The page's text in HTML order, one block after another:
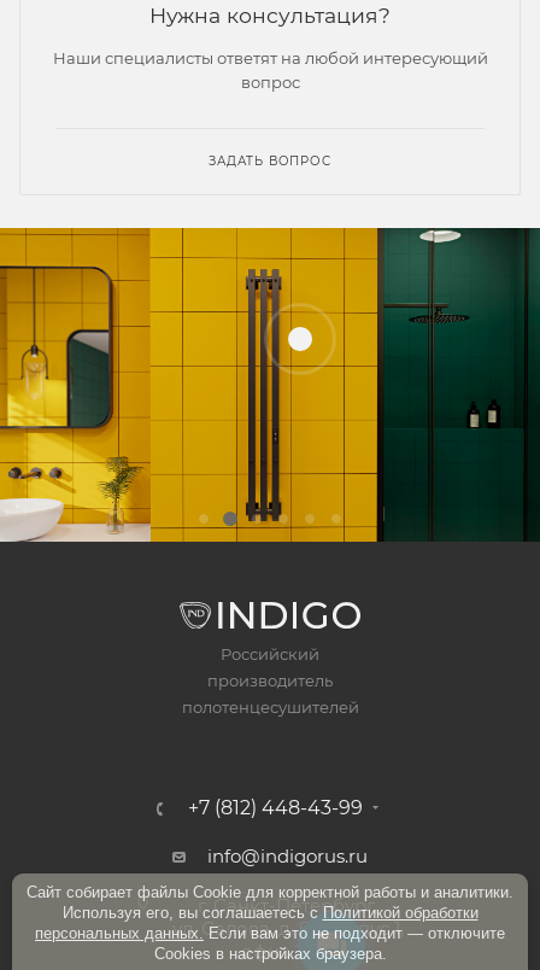
Нужна консультация?
Наши специалисты ответят на любой интересующий
вопрос
ЗАДАТЬ ВОПРОС
Российский
производитель
полотенцесушителей
+7 (812) 448-43-99
info@indigorus.ru
г. Санкт-Петербург,
ул. Салова, д. 53 корпус 1,
офис 27 С
Сайт собирает файлы Cookie для корректной работы и аналитики.
Используя его, вы соглашаетесь с Политикой обработки
персональных данных. Если вам это не подходит — отключите
Cookies в настройках браузера.